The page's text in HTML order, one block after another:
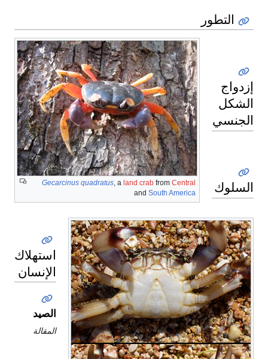
التطور
Gecarcinus quadratus , a land crab from Central
and South America
إزدواج
الشكل
الجنسي
السلوك
استهلاك
الإنسان
الصيد
المقالة